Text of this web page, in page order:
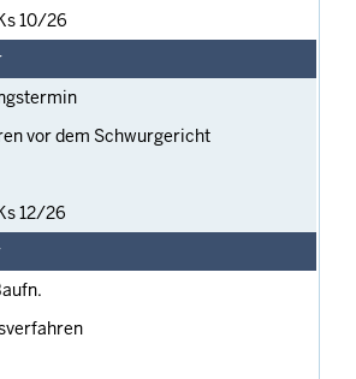
10/26
vor dem Schwurgericht
12/26